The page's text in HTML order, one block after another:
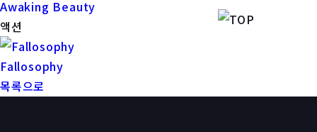
Awaking Beauty
액션
Fallosophy
목록으로